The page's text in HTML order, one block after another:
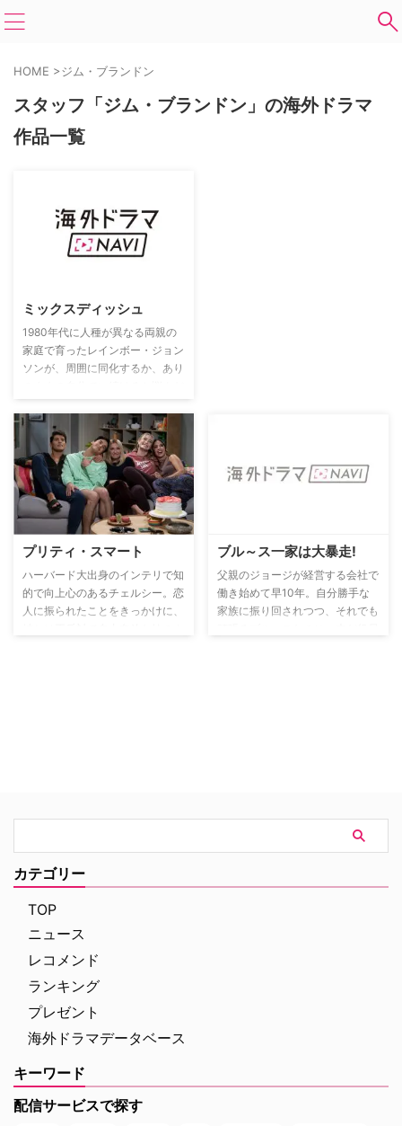
HOME >ジム・ブランドン
スタッフ「ジム・ブランドン」の海外ドラマ
作品一覧
ミックスディッシュ
1980年代に人種が異なる両親の
家庭で育ったレインボー・ジョン
ソンが、周囲に同化するか、あり
体験談を語る。レインボーの両親
はヒッピーの共同体から郊外への
引っ越しを決意。両親が新生活に
苦労する一方で、レインボーら子
どもたちは白人とも黒人とも認識
されない学校生活に直面する。
プリティ・スマート
ハーバード大出身のインテリで知
的で向上心のあるチェルシー。恋
人に振られたことをきっかけに、
ブル～ス一家は大暴走!
父親のジョージが経営する会社で
働き始めて早10年。自分勝手な
家族に振り回されつつ、それでも
カテゴリー
TOP
ニュース
レコメンド
ランキング
プレゼント
海外ドラマデータベース
キーワード
配信サービスで探す